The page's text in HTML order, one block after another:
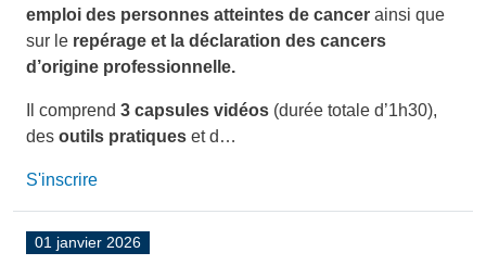
emploi des personnes atteintes de cancer ainsi que
sur le repérage et la déclaration des cancers
d’origine professionnelle.
Il comprend 3 capsules vidéos (durée totale d’1h30),
des outils pratiques et d…
S'inscrire
01 janvier 2026